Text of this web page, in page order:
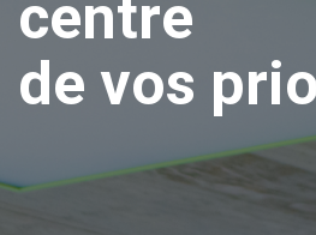
centre
de vos